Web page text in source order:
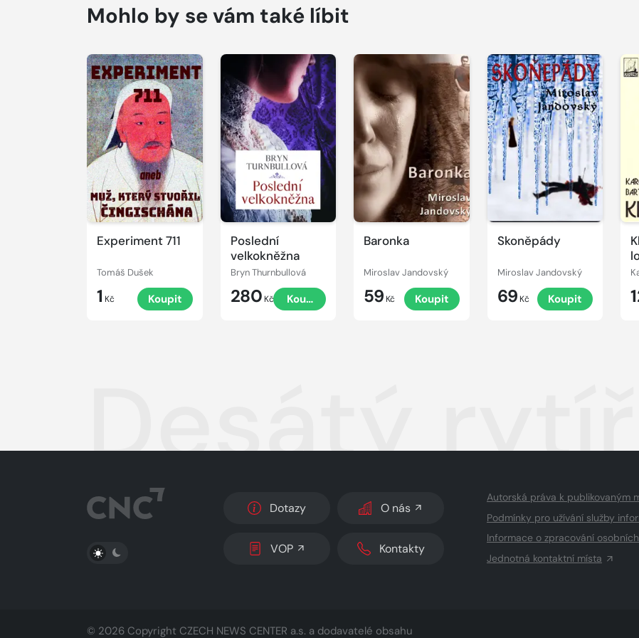
Mohlo by se vám také líbit
Experiment 711
Tomáš Dušek
1 Kč Koupit
Poslední
velkokněžna
Bryn Thurnbullová
280 Kč Koupit
Baronka
Miroslav Jandovský
59 Kč Koupit
Skoněpády
Miroslav Jandovský
69 Kč Koupit
Desátý rytíř
PŘEPNOUT SVĚTLÝ/TMAVÝ REŽIM
Dotazy O nás
VOP Kontakty
Autorská práva k publikovaným
Podmínky pro užívání služby
Informace o zpracování
Jednotná kontaktní místa
© 2026 Copyright CZECH NEWS CENTER a.s. a dodavatelé obsahu